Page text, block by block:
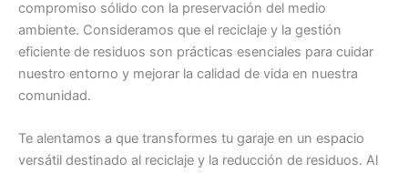
compromiso sólido con la preservación del medio
ambiente. Consideramos que el reciclaje y la gestión
eficiente de residuos son prácticas esenciales para cuidar
nuestro entorno y mejorar la calidad de vida en nuestra
comunidad.
Te alentamos a que transformes tu garaje en un espacio
versátil destinado al reciclaje y la reducción de residuos. Al